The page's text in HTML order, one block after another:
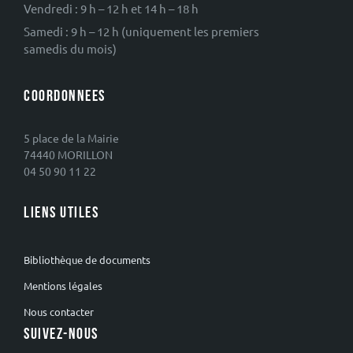
Vendredi : 9 h – 12 h et 14 h – 18 h
Samedi : 9 h – 12 h (uniquement les premiers
samedis du mois)
COORDONNEES
5 place de la Mairie
74440 MORILLON
04 50 90 11 22
LIENS UTILES
Bibliothèque de documents
Mentions légales
Nous contacter
SUIVEZ-NOUS